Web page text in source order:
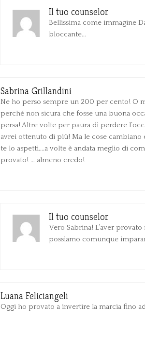
Il tuo counselor
Bellissima come immagine
bloccante…
Sabrina Grillandini
Ne ho perso sempre un 200 per cento! O
perché non sicura che fosse una buona
persa! Altre volte per paura di perdere
avrei ottenuto di più! Ma le cose
te lo aspetti….a volte è andata meglio di
provato! … almeno credo!
Il tuo counselor
Vero Sabrina! L’aver
possiamo comunque
Luana Feliciangeli
Oggi ho provato a invertire la marcia fino